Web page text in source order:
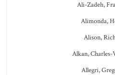
Ali-Zadeh,
Alimonda,
Alison,
Alkan, Charles-
Allegri,